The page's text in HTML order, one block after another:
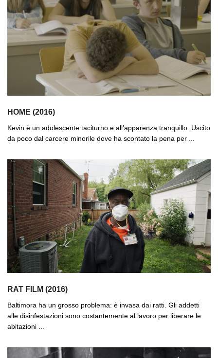
HOME (2016)
Kevin è un adolescente taciturno e all’apparenza tranquillo. Uscito
da poco dal carcere minorile dove ha scontato la pena per ...
RAT FILM (2016)
Baltimora ha un grosso problema: è invasa dai ratti. Gli addetti
alle disinfestazioni sono costantemente al lavoro per liberare le
abitazioni ...